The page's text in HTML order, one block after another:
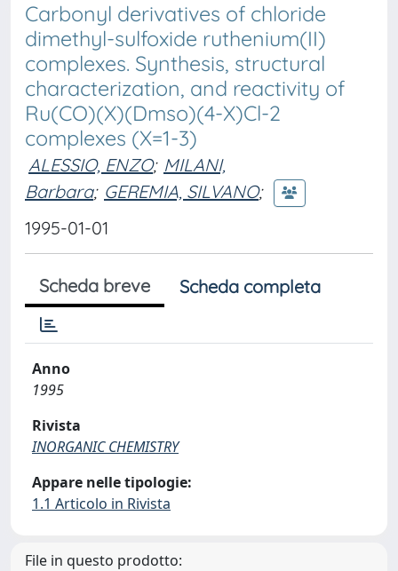
Carbonyl derivatives of chloride
dimethyl-sulfoxide ruthenium(II)
complexes. Synthesis, structural
characterization, and reactivity of
Ru(CO)(X)(Dmso)(4-X)Cl-2
complexes (X=1-3)
ALESSIO, ENZO; MILANI,
Barbara; GEREMIA, SILVANO;
1995-01-01
Scheda breve Scheda completa
Anno
1995
Rivista
INORGANIC CHEMISTRY
Appare nelle tipologie:
1.1 Articolo in Rivista
File in questo prodotto: